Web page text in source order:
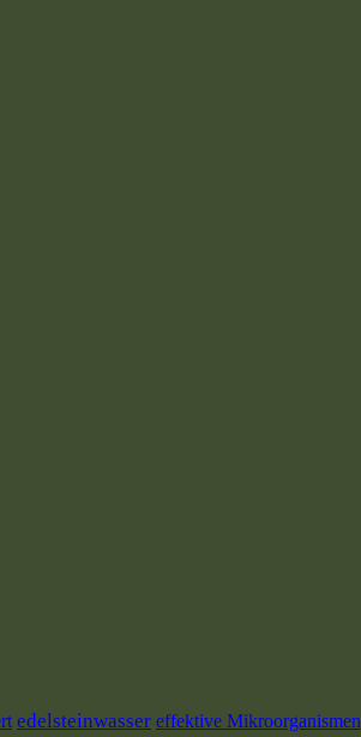
edelsteinwasser effektive Mikroorganismen